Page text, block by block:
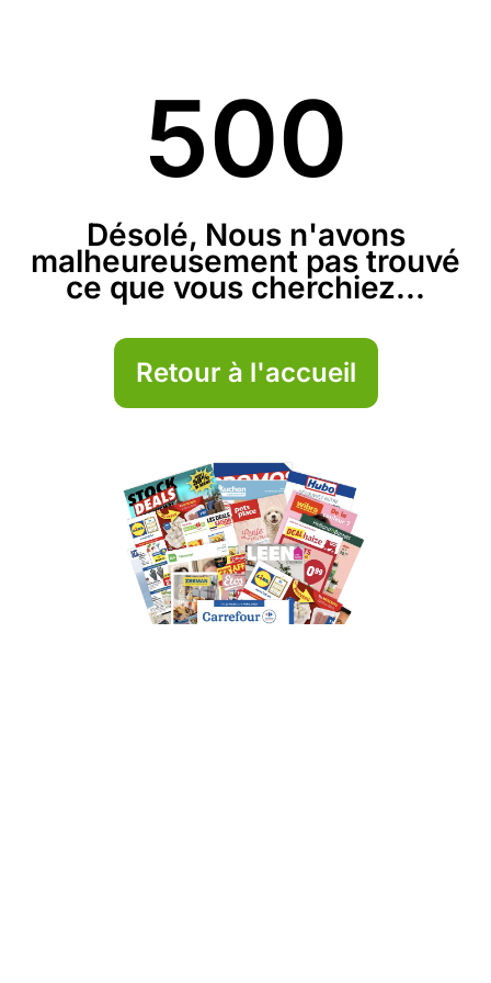
500
Désolé, Nous n'avons
malheureusement pas trouvé
ce que vous cherchiez...
Retour à l'accueil